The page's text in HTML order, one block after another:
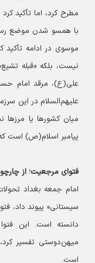
مطرح کرد، اما تأکید
با همسو شدن موضع
موسوی در ادامه تأکید
نیست، بلکه «قبله
علی(ع)، مرقد امام
علیهم‌السلام در این
میان کشورها یا
پیامبر اسلام(ص) است که
فتوای مرجعیت؛ از
امام جمعه بغداد
سیستانی» پیوند داد،
دانسته است. این فتوا
میهن‌دوستی تفسیر کرد،
است.